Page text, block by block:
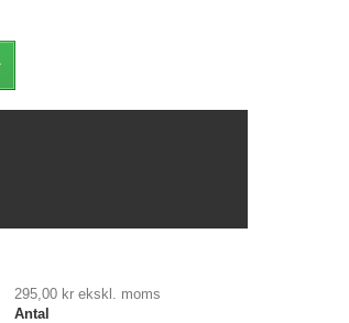
295,00 kr ekskl. moms
Antal